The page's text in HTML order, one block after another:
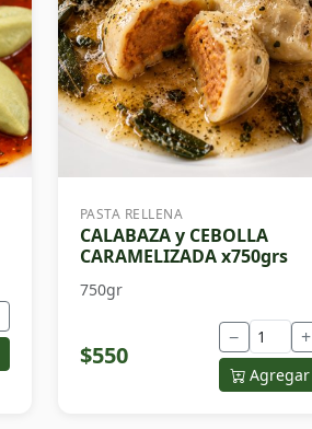
PASTA RELLENA
CALABAZA y CEBOLLA
CARAMELIZADA x750grs
750gr
$550
− +
Agregar